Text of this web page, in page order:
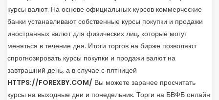
курсы валют. На основе официальных курсов коммерческие
банки устанавливают собственные курсы покупки и продажи
иностранных валют для физических лиц, которые могут
меняться в течение дня. Итоги торгов на бирже позволяют
спрогнозировать курсы покупки и продажи валют на
завтрашний день, а в случае с пятницей
HTTPS://FOREXBY.COM/ Вы можете заранее просчитать
курсы на выходные дни и понедельник. Торги на БВФБ онлайн